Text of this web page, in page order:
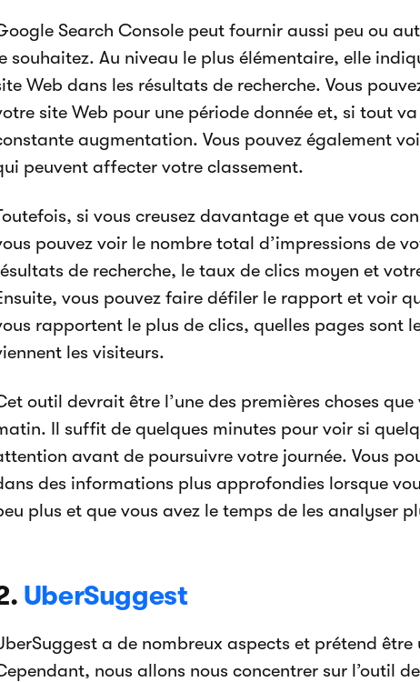
Search Console peut fournir aussi peu ou
souhaitez. Au niveau le plus élémentaire, elle
Web dans les résultats de recherche. Vous
site Web pour une période donnée et, si tout
augmentation. Vous pouvez également
peuvent affecter votre classement.
si vous creusez davantage et que vous
pouvez voir le nombre total d’impressions de
de recherche, le taux de clics moyen et
vous pouvez faire défiler le rapport et voir
rapportent le plus de clics, quelles pages sont
les visiteurs.
outil devrait être l’une des premières choses
Il suffit de quelques minutes pour voir si
avant de poursuivre votre journée. Vous
des informations plus approfondies lorsque
plus et que vous avez le temps de les analyser
UberSuggest
a de nombreux aspects et prétend
nous allons nous concentrer sur l’outil